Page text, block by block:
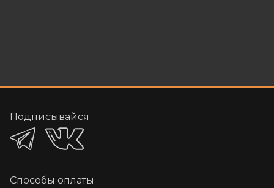
Подписывайся
Способы оплаты